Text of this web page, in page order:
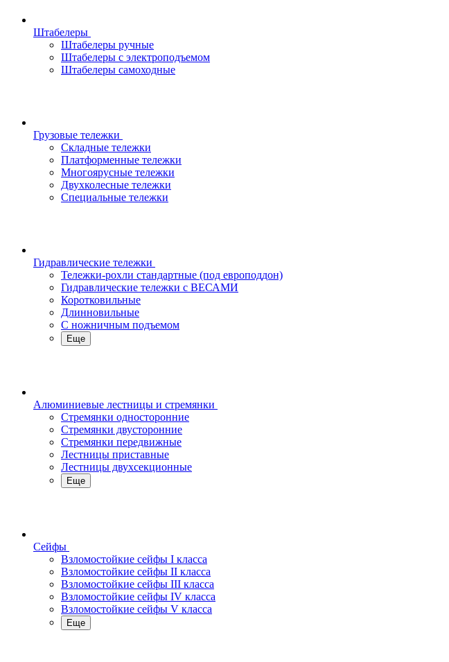
Штабелеры
Штабелеры ручные
Штабелеры с электроподъемом
Штабелеры самоходные
Грузовые тележки
Складные тележки
Платформенные тележки
Многоярусные тележки
Двухколесные тележки
Специальные тележки
Гидравлические тележки
Тележки-рохли стандартные (под европоддон)
Гидравлические тележки с ВЕСАМИ
Коротковильные
Длинновильные
С ножничным подъемом
Еще
Алюминиевые лестницы и стремянки
Стремянки односторонние
Стремянки двусторонние
Стремянки передвижные
Лестницы приставные
Лестницы двухсекционные
Еще
Сейфы
Взломостойкие сейфы I класса
Взломостойкие сейфы II класса
Взломостойкие сейфы III класса
Взломостойкие сейфы IV класса
Взломостойкие сейфы V класса
Еще